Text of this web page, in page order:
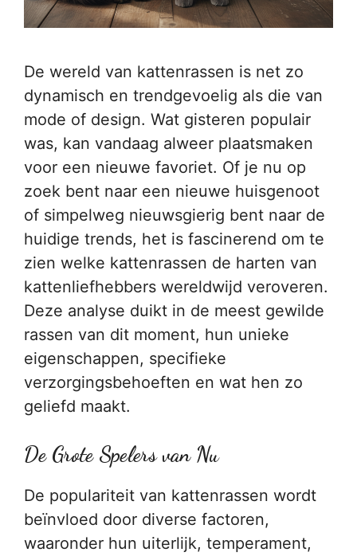
De wereld van kattenrassen is net zo
dynamisch en trendgevoelig als die van
mode of design. Wat gisteren populair
was, kan vandaag alweer plaatsmaken
voor een nieuwe favoriet. Of je nu op
zoek bent naar een nieuwe huisgenoot
of simpelweg nieuwsgierig bent naar de
huidige trends, het is fascinerend om te
zien welke kattenrassen de harten van
kattenliefhebbers wereldwijd veroveren.
Deze analyse duikt in de meest gewilde
rassen van dit moment, hun unieke
eigenschappen, specifieke
verzorgingsbehoeften en wat hen zo
geliefd maakt.
De Grote Spelers van Nu
De populariteit van kattenrassen wordt
beïnvloed door diverse factoren,
waaronder hun uiterlijk, temperament,